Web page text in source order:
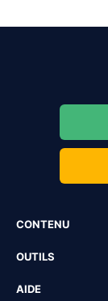
CONTENU
OUTILS
AIDE